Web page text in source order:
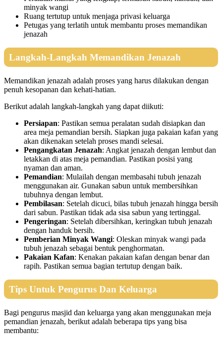
minyak wangi
Ruang tertutup untuk menjaga privasi keluarga
Petugas yang terlatih untuk membantu proses memandikan
jenazah
Langkah-Langkah Memandikan Jenazah
Memandikan jenazah adalah proses yang harus dilakukan dengan
penuh kesopanan dan kehati-hatian.
Berikut adalah langkah-langkah yang dapat diikuti:
Persiapan: Pastikan semua peralatan sudah disiapkan dan
area meja pemandian bersih. Siapkan juga pakaian kafan yang
akan dikenakan setelah proses mandi selesai.
Pengangkatan Jenazah: Angkat jenazah dengan lembut dan
letakkan di atas meja pemandian. Pastikan posisi yang
nyaman dan aman.
Pemandian: Mulailah dengan membasahi tubuh jenazah
menggunakan air. Gunakan sabun untuk membersihkan
tubuhnya dengan lembut.
Pembilasan: Setelah dicuci, bilas tubuh jenazah hingga bersih
dari sabun. Pastikan tidak ada sisa sabun yang tertinggal.
Pengeringan: Setelah dibersihkan, keringkan tubuh jenazah
dengan handuk bersih.
Pemberian Minyak Wangi: Oleskan minyak wangi pada
tubuh jenazah sebagai bentuk penghormatan.
Pakaian Kafan: Kenakan pakaian kafan dengan benar dan
rapih. Pastikan semua bagian tertutup dengan baik.
Tips Untuk Pengurus Dan Keluarga
Bagi pengurus masjid dan keluarga yang akan menggunakan meja
pemandian jenazah, berikut adalah beberapa tips yang bisa
membantu: